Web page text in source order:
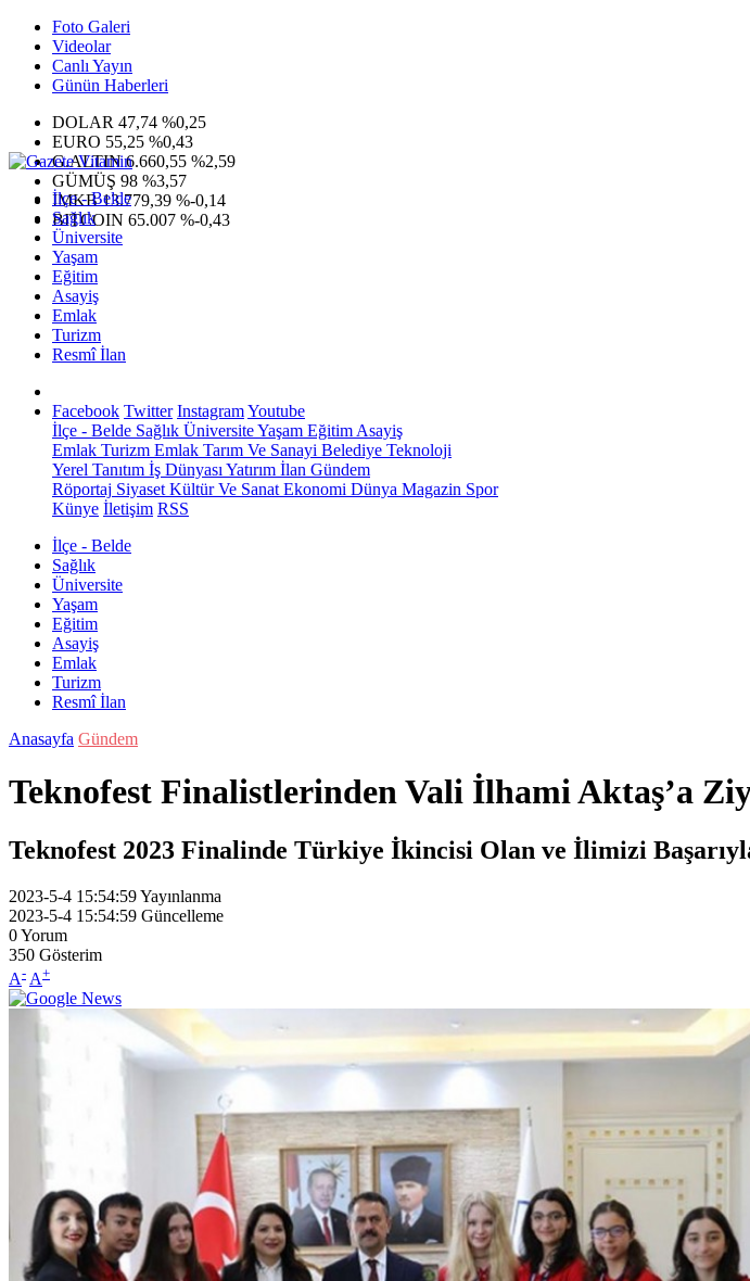
Foto Galeri
Videolar
Canlı Yayın
Günün Haberleri
DOLAR 47,74 %0,25
EURO 55,25 %0,43
G.ALTIN6.660,55 %2,59
GÜMÜŞ 98 %3,57
IMKB13.779,39 %-0,14
BITCOIN 65.007 %-0,43
İlçe - Belde
Sağlık
Üniversite
Yaşam
Eğitim
Asayiş
Emlak
Turizm
Resmî İlan
Facebook Twitter InstagramYoutube
İlçe - Belde Sağlık ÜniversiteYaşam Eğitim Asayiş
Emlak Turizm Emlak Tarım Ve Sanayi Belediye Teknoloji
Yerel Tanıtım İş Dünyası Yatırım İlan Gündem
Röportaj Siyaset Kültür Ve Sanat Ekonomi Dünya Magazin Spor
Künye İletişim RSS
İlçe - Belde
Sağlık
Üniversite
Yaşam
Eğitim
Asayiş
Emlak
Turizm
Resmî İlan
Anasayfa Gündem
Teknofest Finalistlerinden Vali İlhami Aktaş’a
Teknofest 2023 Finalinde Türkiye İkincisi Olan ve İlimizi
2023-5-4 15:54:59Yayınlanma
2023-5-4 15:54:59 Güncelleme
0Yorum
350 Gösterim
A- A+